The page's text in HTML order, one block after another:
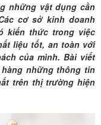
những vật dụng cần
cơ sở kinh doanh
kiến thức trong việc
liệu tốt, an toàn với
của mình. Bài viết
những thông tin
trên thị trường hiện